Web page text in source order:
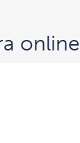
online